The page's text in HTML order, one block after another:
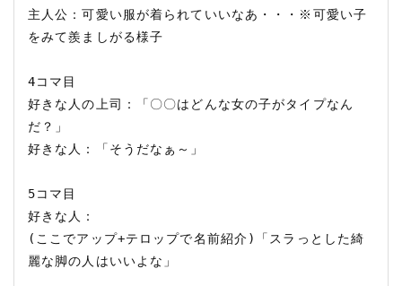
主人公：可愛い服が着られていいなあ・・・※可愛い子
をみて羨ましがる様子
4コマ目
好きな人の上司：「〇〇はどんな女の子がタイプなん
だ？」
好きな人：「そうだなぁ～」
5コマ目
好きな人：
(ここでアップ+テロップで名前紹介)「スラっとした綺
麗な脚の人はいいよな」